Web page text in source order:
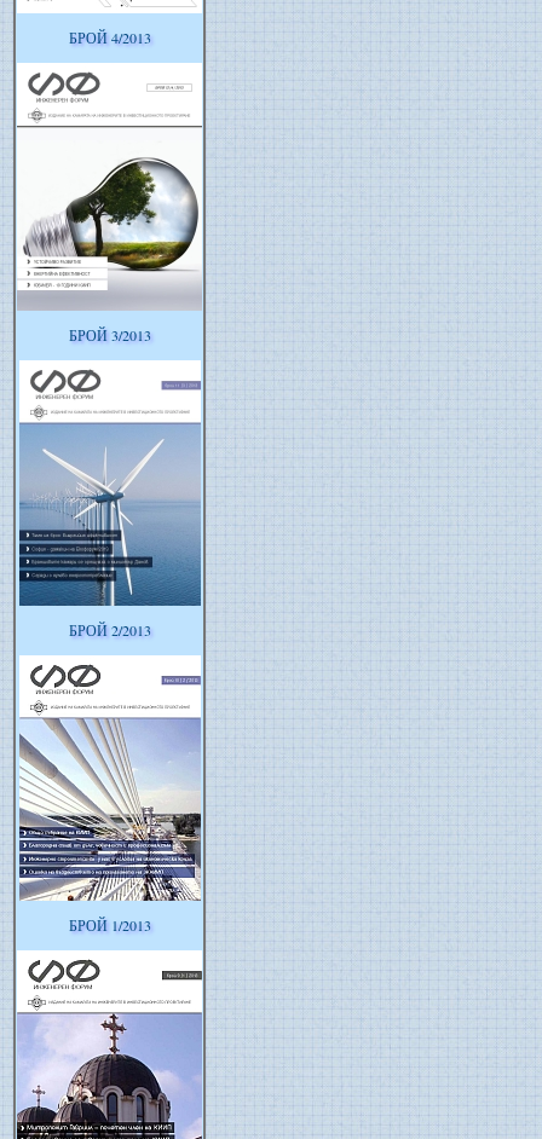
БРОЙ 4/2013
БРОЙ 3/2013
БРОЙ 2/2013
БРОЙ 1/2013